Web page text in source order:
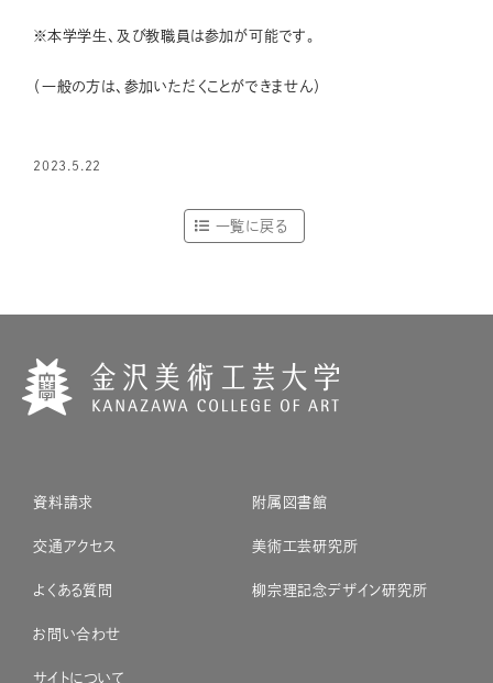
※本学学生、及び教職員は参加が可能です。
（一般の方は、参加いただくことができません）
2023.5.22
一覧に戻る
資料請求
交通アクセス
よくある質問
お問い合わせ
サイトについて
附属図書館
美術工芸研究所
柳宗理記念デザイン研究所